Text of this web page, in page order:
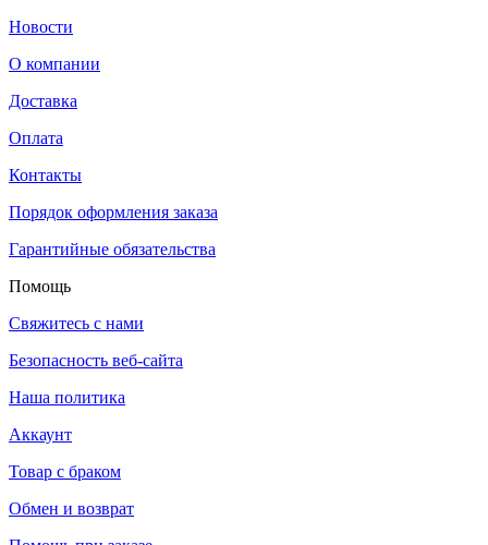
Новости
О компании
Доставка
Оплата
Контакты
Порядок оформления заказа
Гарантийные обязательства
Помощь
Свяжитесь с нами
Безопасность веб-сайта
Наша политика
Аккаунт
Товар с браком
Обмен и возврат